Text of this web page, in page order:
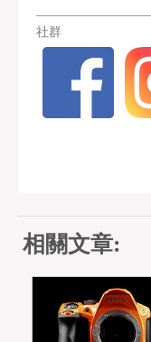
社群
相關文章: